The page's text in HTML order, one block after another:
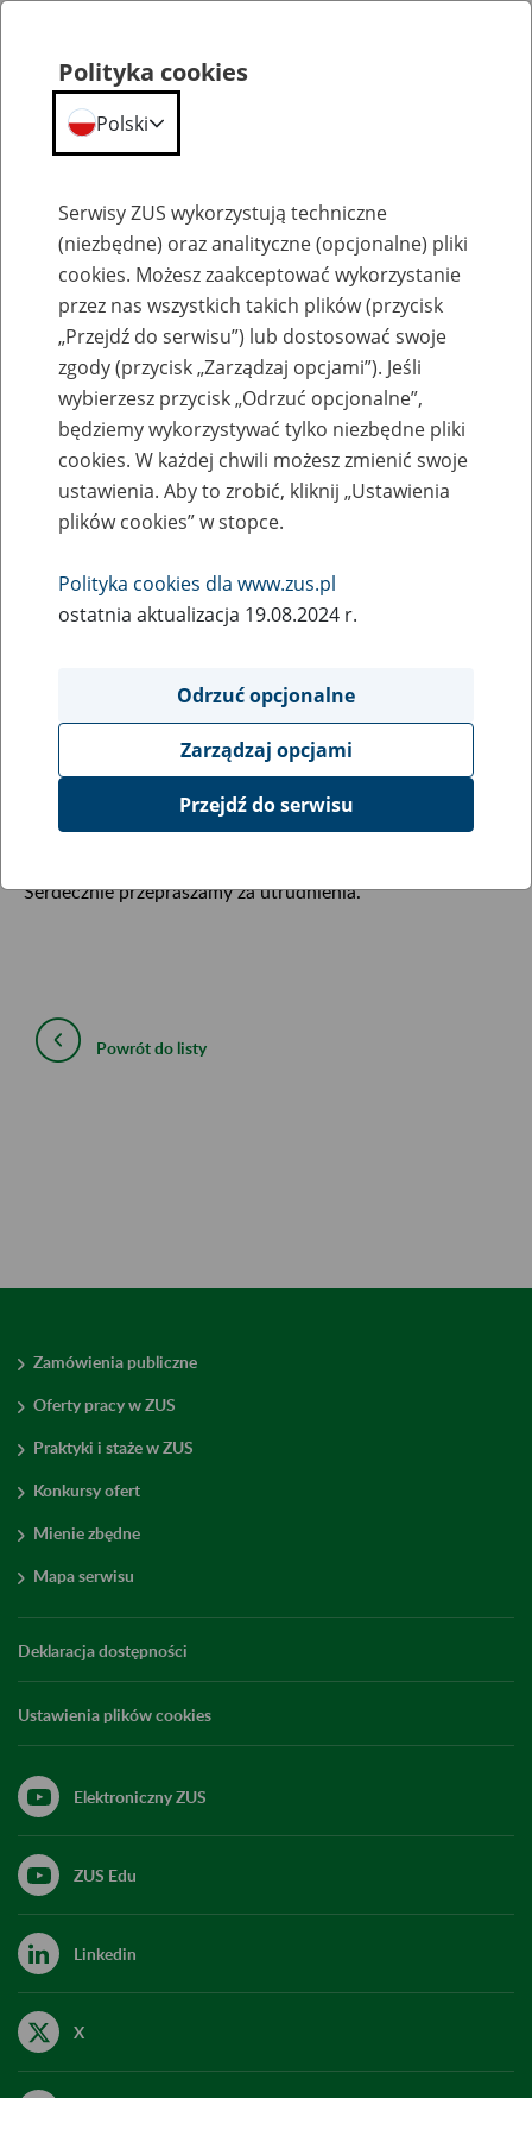
Komunikaty
Ograniczenia niektórych funkcji portalu
PUE ZUS od 14 do 16 czerwca
14
czerwca
2019
godz. 18:00 16 czerwca (niedziela) na portalu Platformy
Usług Elektronicznych z opóźnieniem mogą być
prezentowane dokumenty po ich przetworzeniu przez ZUS.
Opóźnienia mogą też występować przy przekazywaniu
powiadomień SMS i email.
Serdecznie przepraszamy za utrudnienia.
Powrót do listy
Zamówienia publiczne
Oferty pracy w ZUS
Praktyki i staże w ZUS
Konkursy ofert
Mienie zbędne
Mapa serwisu
Deklaracja dostępności
Ustawienia plików cookies
Elektroniczny ZUS
ZUS Edu
Linkedin
X
Polityka cookies
Polski
Serwisy ZUS wykorzystują techniczne
(niezbędne) oraz analityczne (opcjonalne) pliki
cookies. Możesz zaakceptować wykorzystanie
przez nas wszystkich takich plików (przycisk
„Przejdź do serwisu”) lub dostosować swoje
zgody (przycisk „Zarządzaj opcjami”). Jeśli
wybierzesz przycisk „Odrzuć opcjonalne”,
będziemy wykorzystywać tylko niezbędne pliki
cookies. W każdej chwili możesz zmienić swoje
ustawienia. Aby to zrobić, kliknij „Ustawienia
plików cookies” w stopce.
Polityka cookies dla www.zus.pl
ostatnia aktualizacja 19.08.2024 r.
Odrzuć opcjonalne
Zarządzaj opcjami
Przejdź do serwisu